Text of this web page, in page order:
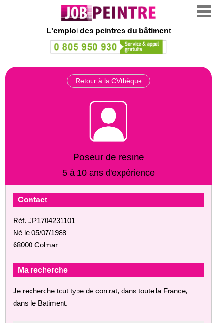
L'emploi des peintres du bâtiment
Retour à la CVthèque
Poseur de résine
5 à 10 ans d'expérience
Contact
Réf. JP1704231101
Né le 05/07/1988
68000 Colmar
Ma recherche
Je recherche tout type de contrat, dans toute la France,
dans le Batiment.